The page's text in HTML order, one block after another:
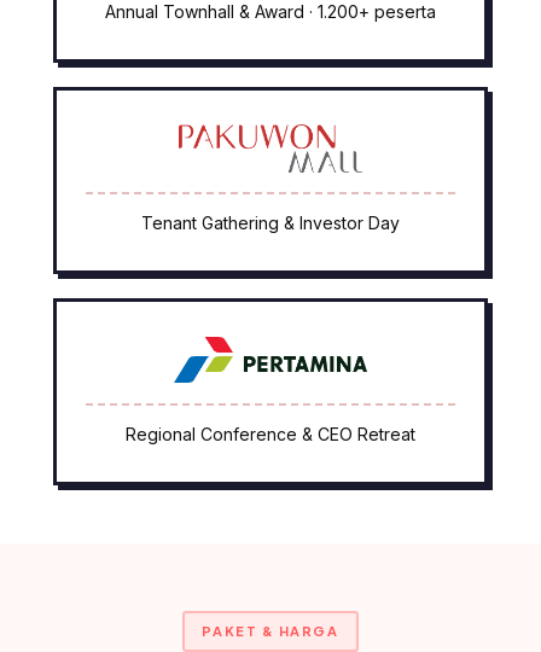
Annual Townhall & Award · 1.200+ peserta
Tenant Gathering & Investor Day
Regional Conference & CEO Retreat
PAKET & HARGA